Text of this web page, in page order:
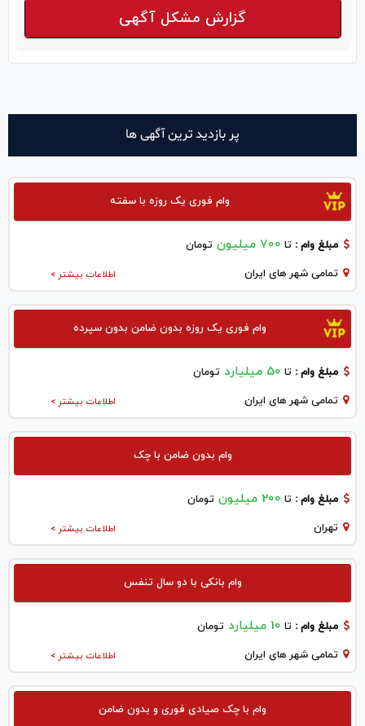
گزارش مشکل آگهی
پر بازدید ترین آگهی ها
وام فوری یک روزه با سفته
مبلغ وام : تا 700 میلیون تومان
اطلاعات بیشتر > تمامی شهر های ایران
وام فوری یک روزه بدون ضامن بدون سپرده
مبلغ وام : تا 50 میلیارد تومان
اطلاعات بیشتر > تمامی شهر های ایران
وام بدون ضامن با چک
مبلغ وام : تا 200 میلیون تومان
اطلاعات بیشتر > تهران
وام بانکی با دو سال تنفس
مبلغ وام : تا 10 میلیارد تومان
اطلاعات بیشتر > تمامی شهر های ایران
وام با چک صیادی فوری و بدون ضامن